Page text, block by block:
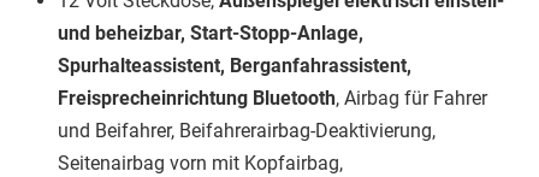
und beheizbar, Start-Stopp-Anlage,
Spurhalteassistent, Berganfahrassistent,
Freisprecheinrichtung Bluetooth, Airbag für Fahrer
und Beifahrer, Beifahrerairbag-Deaktivierung,
Seitenairbag vorn mit Kopfairbag,